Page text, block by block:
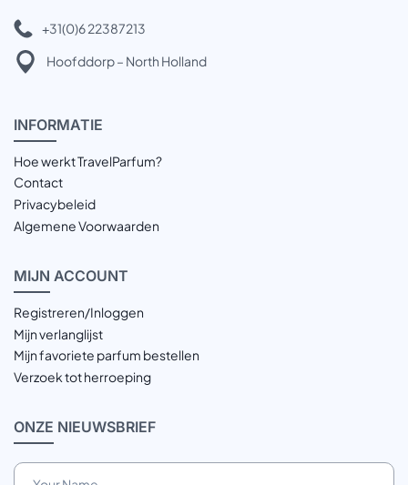
+31(0)6 22387213
Hoofddorp – North Holland
INFORMATIE
Hoe werkt TravelParfum?
Contact
Privacybeleid
Algemene Voorwaarden
MIJN ACCOUNT
Registreren/Inloggen
Mijn verlanglijst
Mijn favoriete parfum bestellen
Verzoek tot herroeping
ONZE NIEUWSBRIEF